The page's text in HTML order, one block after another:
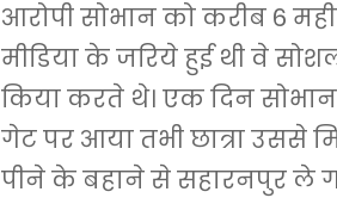
आरोपी सोभान को करीब 6
मीडिया के जरिये हुई थी वे
किया करते थे। एक दिन
गेट पर आया तभी छात्रा
पीने के बहाने से सहारनपुर ले